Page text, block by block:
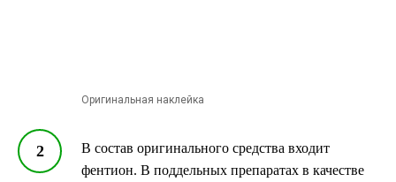
Оригинальная наклейка
В состав оригинального средства входит
фентион. В поддельных препаратах в качестве